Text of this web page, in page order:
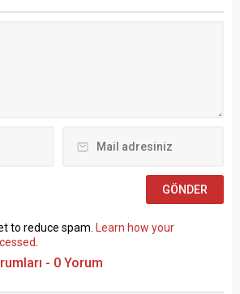
Sosyal Çalışmacı; sözlü
to reduce spam. Learn how your
.
- 0 Yorum